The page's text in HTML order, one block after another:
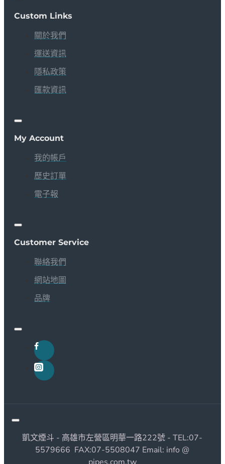
Custom Links
關於我們
運送資訊
隱私政策
匯款資訊
My Account
我的帳戶
歷史訂單
電子報
Customer Service
聯絡我們
網站地圖
品牌
凱文煙斗 - 高雄市左營區明華一路222號 - TEL:07-
5579666 FAX:07-5508047 Email: info @